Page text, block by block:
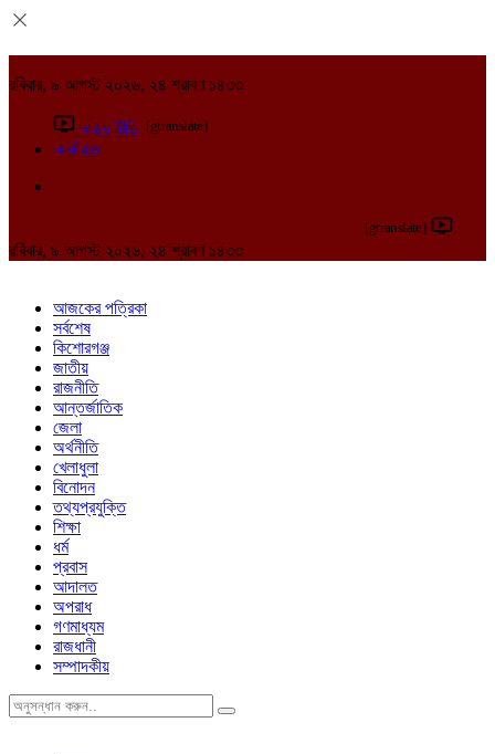
রবিবার, ৯ আগস্ট ২০২৬, ২৪ শ্রাবণ ১৪৩৩
লাইভ টিভি [gtranslate]
আর্কাইভ
[gtranslate]
রবিবার, ৯ আগস্ট ২০২৬, ২৪ শ্রাবণ ১৪৩৩
আজকের পত্রিকা
সর্বশেষ
কিশোরগঞ্জ
জাতীয়
রাজনীতি
আন্তর্জাতিক
জেলা
অর্থনীতি
খেলাধুলা
বিনোদন
তথ্যপ্রযুক্তি
শিক্ষা
ধর্ম
প্রবাস
আদালত
অপরাধ
গণমাধ্যম
রাজধানী
সম্পাদকীয়